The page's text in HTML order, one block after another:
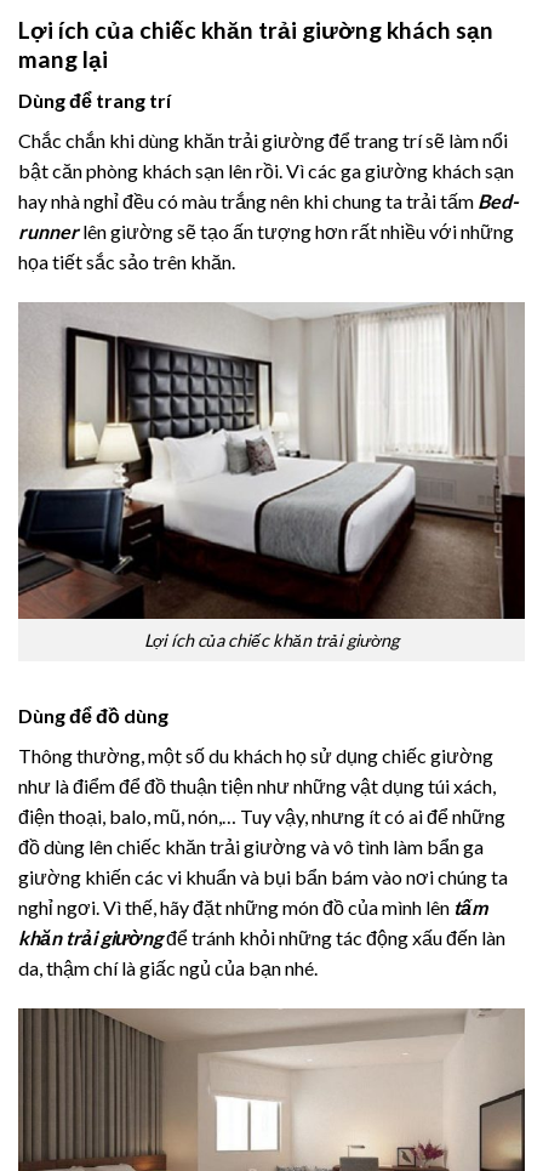
Lợi ích của chiếc khăn trải giường khách sạn
mang lại
Dùng để trang trí
Chắc chắn khi dùng khăn trải giường để trang trí sẽ làm nổi
bật căn phòng khách sạn lên rồi. Vì các ga giường khách sạn
hay nhà nghỉ đều có màu trắng nên khi chung ta trải tấm Bed-
runnerlên giường sẽ tạo ấn tượng hơn rất nhiều với những
họa tiết sắc sảo trên khăn.
Lợi ích của chiếc khăn trải giường
Dùng để đồ dùng
Thông thường, một số du khách họ sử dụng chiếc giường
như là điểm để đồ thuận tiện như những vật dụng túi xách,
điện thoại, balo, mũ, nón,… Tuy vậy, nhưng ít có ai để những
đồ dùng lên chiếc khăn trải giường và vô tình làm bẩn ga
giường khiến các vi khuẩn và bụi bẩn bám vào nơi chúng ta
nghỉ ngơi. Vì thế, hãy đặt những món đồ của mình lên tấm
khăn trảigiườngđể tránh khỏi những tác động xấu đến làn
da, thậm chí là giấc ngủ của bạn nhé.